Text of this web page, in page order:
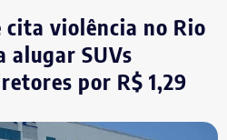
em três anos
atingiram um pico
o que representa uma alta
2022, quando o valor foi
cita violência no Rio
alugar SUVs
por R$ 1,29